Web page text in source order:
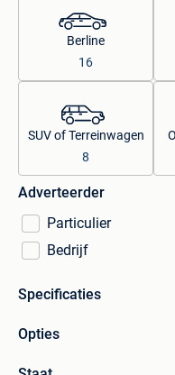
Berline
16
SUV of Terreinwagen
8
Adverteerder
Particulier
Bedrijf
Specificaties
Opties